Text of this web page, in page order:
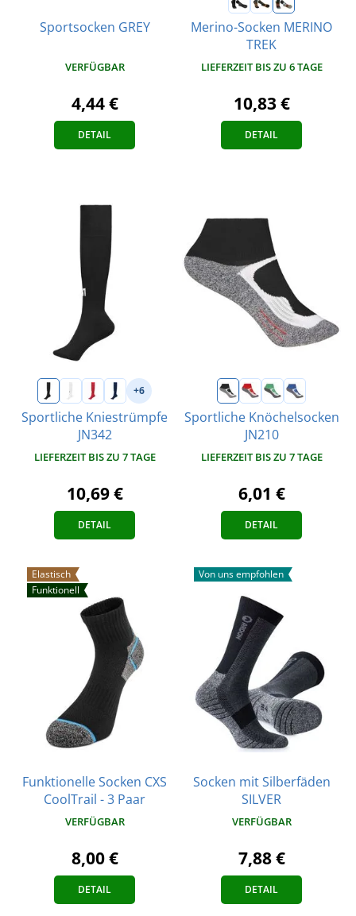
Sportsocken GREY
VERFÜGBAR
4,44 €
DETAIL
Merino-Socken MERINO
TREK
LIEFERZEIT BIS ZU 6 TAGE
10,83 €
DETAIL
+6
Sportliche Kniestrümpfe
JN342
LIEFERZEIT BIS ZU 7 TAGE
10,69 €
DETAIL
Sportliche Knöchelsocken
JN210
LIEFERZEIT BIS ZU 7 TAGE
6,01 €
DETAIL
Elastisch
Funktionell
Funktionelle Socken CXS
CoolTrail - 3 Paar
VERFÜGBAR
8,00 €
DETAIL
Von uns empfohlen
Socken mit Silberfäden
SILVER
VERFÜGBAR
7,88 €
DETAIL